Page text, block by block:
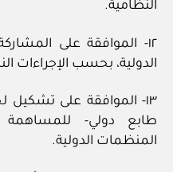
النظامية.
١٢- الموافقة على
الدولية، بحسب الإجراءات
١٣- الموافقة على تشكيل
طابع دولي-
المنظمات الدولية.